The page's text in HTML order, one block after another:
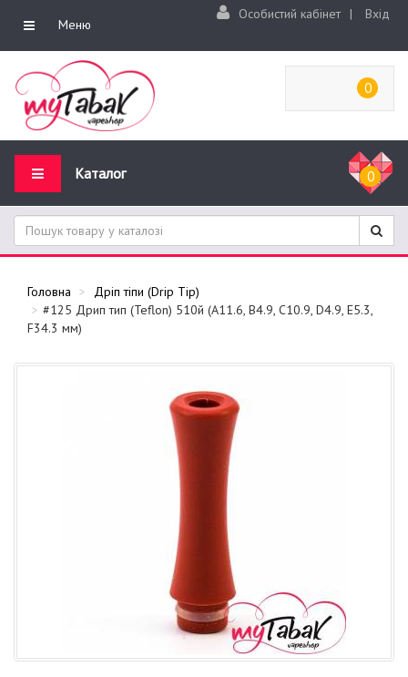
Меню
Особистий кабінет | Вхід
0
Каталог 0
Головна
Дріп тіпи (Drip Tip)
#125 Дрип тип (Teflon) 510й (A11.6, B4.9, C10.9, D4.9, E5.3,
F34.3 мм)